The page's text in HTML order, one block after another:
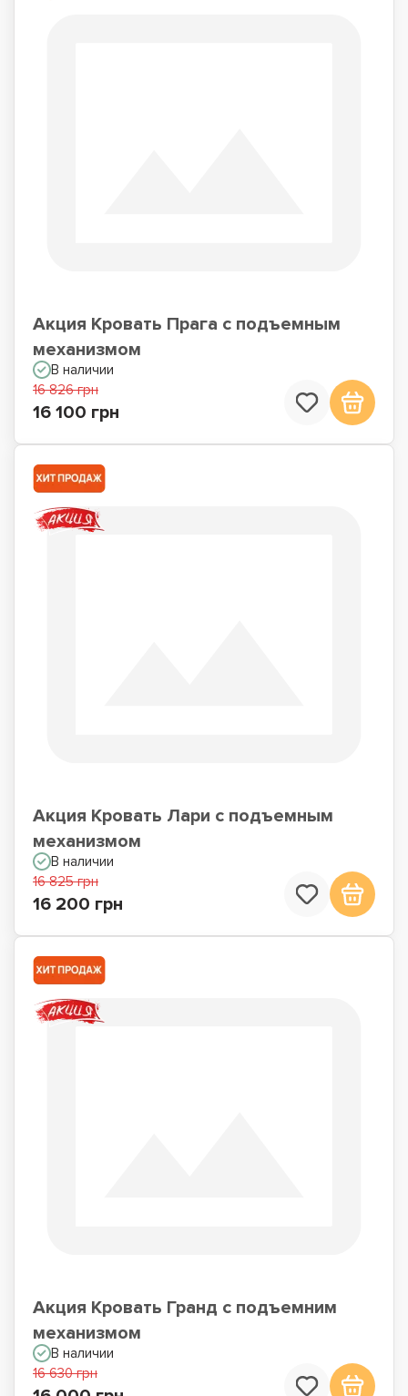
Акция Кровать Прага с подъемным
механизмом
В наличии
16 826 грн
16 100 грн
Акция Кровать Лари с подъемным
механизмом
В наличии
16 825 грн
16 200 грн
Акция Кровать Гранд с подъемним
механизмом
В наличии
16 630 грн